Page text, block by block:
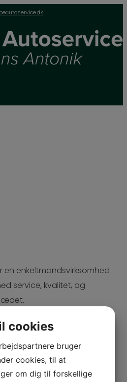
enkeltmandsvirksomhed
service, kvalitet, og
kan du få repareret og
til at kontakte os for at høre
cookies
bruger
cookies, til at
om dig til forskellige